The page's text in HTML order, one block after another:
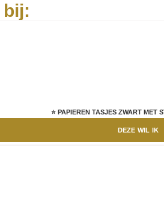
⭐ PAPIEREN TASJES ZWART MET
DEZE WIL IK